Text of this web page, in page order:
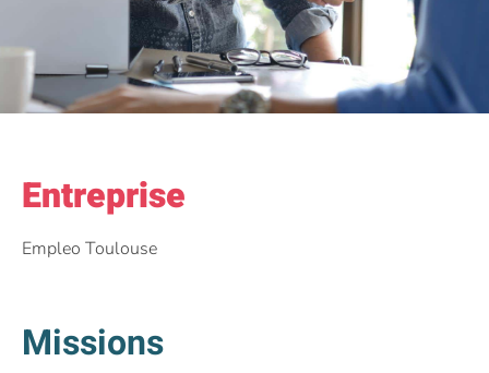
Entreprise
Empleo Toulouse
Missions